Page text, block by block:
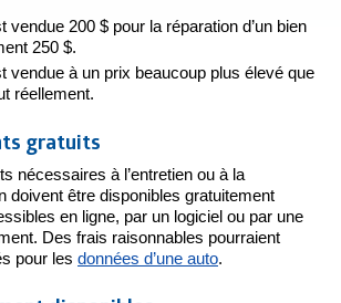
vendue 200 $ pour la réparation d’un bien
250 $.
vendue à un prix beaucoup plus élevé que
réellement.
gratuits
nécessaires à l’entretien ou à la
doivent être disponibles gratuitement
en ligne, par un logiciel ou par une
Des frais raisonnables pourraient
pour les données d’une auto.